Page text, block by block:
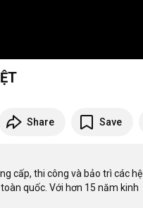
Share Save
cấp, thi công và bảo trì các hệ
quốc. Với hơn 15 năm kinh